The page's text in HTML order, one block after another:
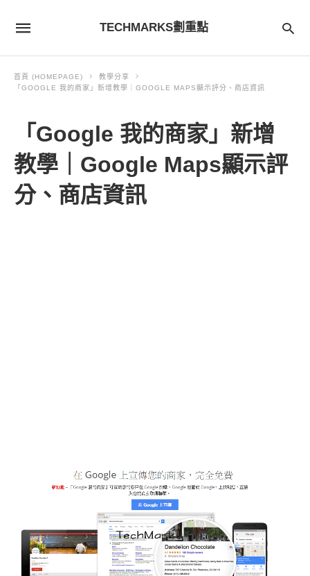
TECHMARKS劃重點
首頁 (HOMEPAGE)
教學分享
「GOOGLE 我的商家」新增教學｜GOOGLE MAPS顯示評分、商店資訊
「Google 我的商家」新增
教學｜Google Maps顯示評
分、商店資訊